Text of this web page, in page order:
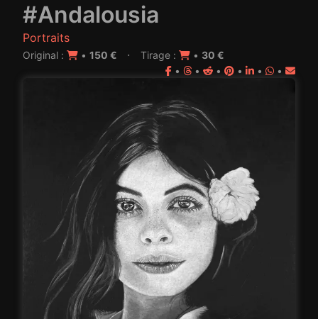
#Andalousia
Portraits
Original : • 150 € · Tirage : • 30 €
•
• • • • •